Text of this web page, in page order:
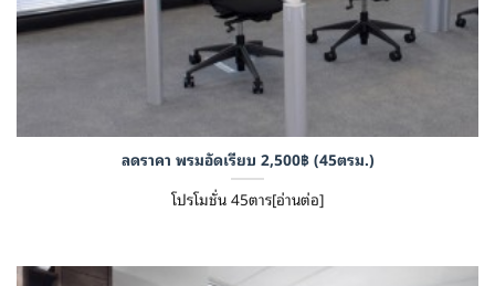
ลดราคา พรมอัดเรียบ 2,500฿ (45ตรม.)
โปรโมชั่น 45ตาร[อ่านต่อ]